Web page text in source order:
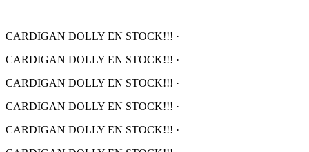
CARDIGAN DOLLY EN STOCK!!! ·
CARDIGAN DOLLY EN STOCK!!! ·
CARDIGAN DOLLY EN STOCK!!! ·
CARDIGAN DOLLY EN STOCK!!! ·
CARDIGAN DOLLY EN STOCK!!! ·